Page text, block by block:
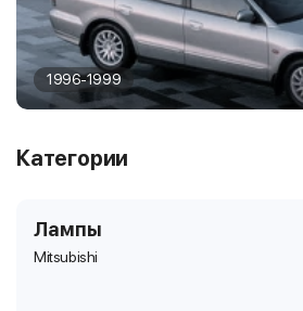
1996-1999
Категории
Лампы
Mitsubishi